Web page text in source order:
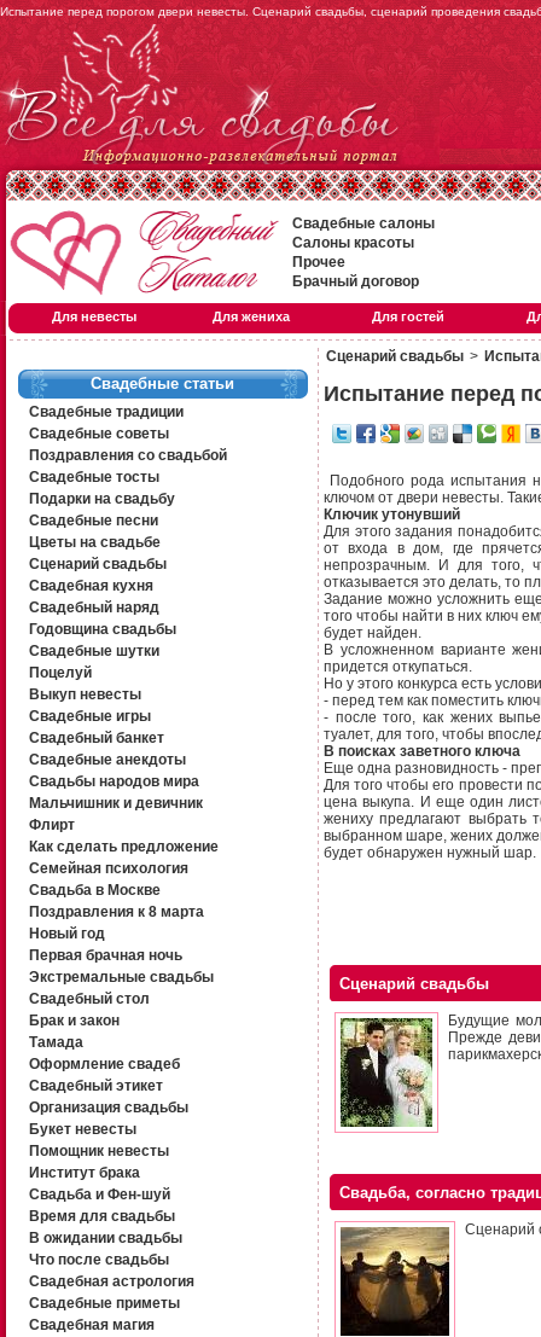
Испытание перед порогом двери невесты. Сценарий свадьбы, сценарий проведения
Свадебные салоны
Салоны красоты
Прочее
Брачный договор
Для невесты Для жениха Для гостей
Свадебные статьи
Свадебные традиции
Свадебные советы
Поздравления со свадьбой
Свадебные тосты
Подарки на свадьбу
Свадебные песни
Цветы на свадьбе
Сценарий свадьбы
Свадебная кухня
Свадебный наряд
Годовщина свадьбы
Свадебные шутки
Поцелуй
Выкуп невесты
Свадебные игры
Свадебный банкет
Свадебные анекдоты
Свадьбы народов мира
Мальчишник и девичник
Флирт
Как сделать предложение
Семейная психология
Свадьба в Москве
Поздравления к 8 марта
Новый год
Первая брачная ночь
Экстремальные свадьбы
Свадебный стол
Брак и закон
Тамада
Оформление свадеб
Свадебный этикет
Организация свадьбы
Букет невесты
Помощник невесты
Институт брака
Свадьба и Фен-шуй
Время для свадьбы
В ожидании свадьбы
Что после свадьбы
Свадебная астрология
Свадебные приметы
Свадебная магия
Сценарий свадьбы >
Испытание перед
Подобного рода испытания
ключом от двери невесты.
Ключик утонувший
Для этого задания
от входа в дом, где
непрозрачным. И для того,
отказывается это делать, то
Задание можно усложнить
того чтобы найти в них ключ
будет найден.
В усложненном варианте
придется откупаться.
Но у этого конкурса есть
- перед тем как поместить
- после того, как жених
туалет, для того, чтобы
В поисках заветного ключа
Еще одна разновидность -
Для того чтобы его провести
цена выкупа. И еще один
жениху предлагают выбрать
выбранном шаре, жених
будет обнаружен нужный шар.
Сценарий свадьбы
Будущие
Прежде
Свадьба, согласно
Сценарий